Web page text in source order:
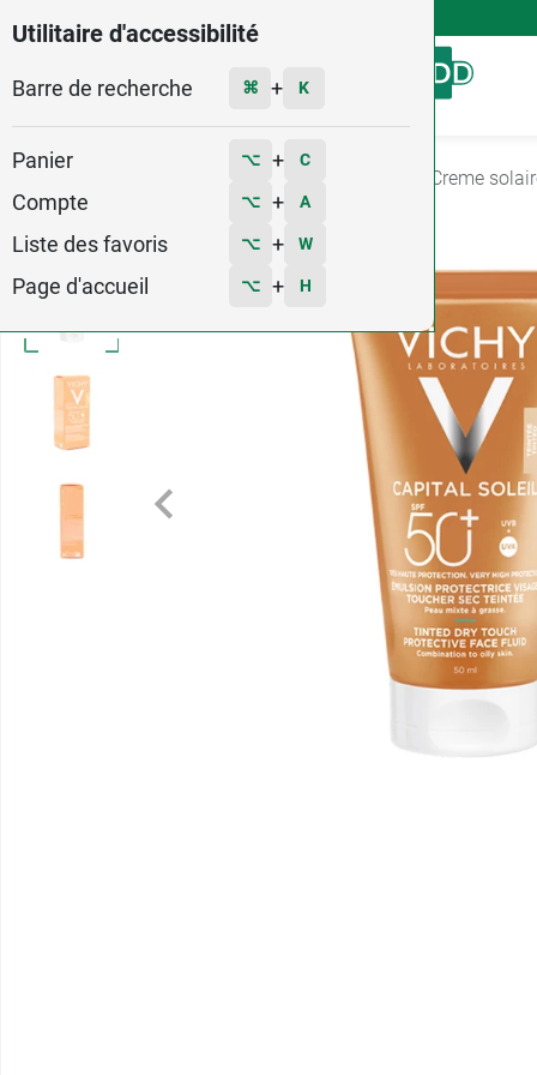
Utilitaire d'accessibilité
Barre de recherche ⌘ + K
Panier ⌥ + C
Compte ⌥ + A
Liste des favoris ⌥ + W
Page d'accueil ⌥ + H
Menu
Creme